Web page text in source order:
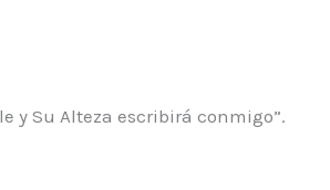
y Su Alteza escribirá conmigo”.